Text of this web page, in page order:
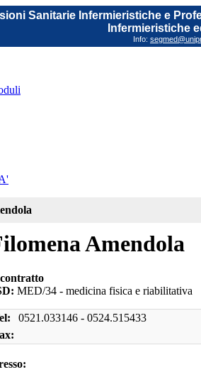
Sanitarie Infermieristiche e
Infermieristiche
Info:
Amendola
MED/34 - medicina fisica e riabilitativa
0521.033146 - 0524.515433